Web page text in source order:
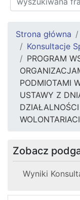
Strona główna
Konsultacje
PROGRAM
PODMIOTAMI
USTAWY Z
Zobacz
Wyniki